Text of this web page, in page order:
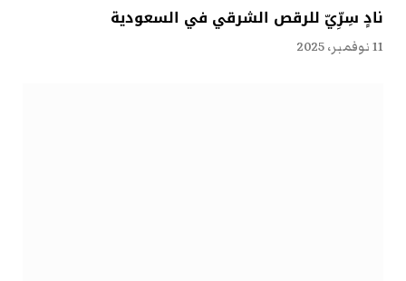
نادٍ سِرِّيّ للرقص الشرقي في السعودية
11 نوفمبر، 2025